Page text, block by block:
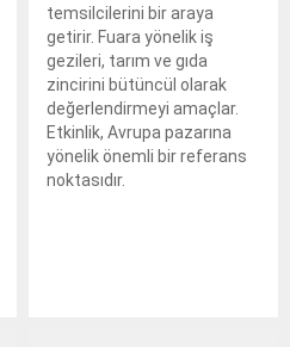
temsilcilerini bir araya
getirir. Fuara yönelik iş
gezileri, tarım ve gıda
zincirini bütüncül olarak
değerlendirmeyi amaçlar.
Etkinlik, Avrupa pazarına
yönelik önemli bir referans
noktasıdır.